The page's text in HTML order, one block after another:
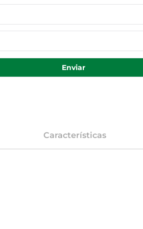
Enviar
Características